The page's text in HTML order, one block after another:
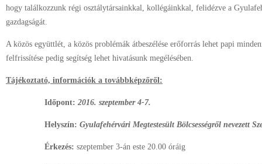
hogy találkozzunk régi osztálytársainkkal, kollégáinkkal, felidézve a
gazdagságát.
A közös együttlét, a közös problémák átbeszélése erőforrás lehet papi
felfrissítése pedig segítség lehet hivatásunk megélésében.
Tájékoztató, információk a továbbképzőről:
Időpont: 2016. szeptember 4-7.
Helyszín: Gyulafehérvári Megtestesült Bölcsességről nevezett
Érkezés: szeptember 3-án este 20.00 óráig